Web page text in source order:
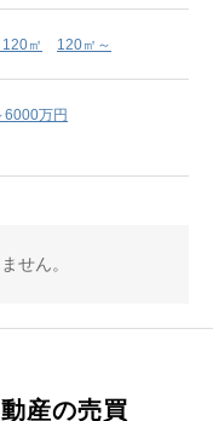
㎡ 120㎡～
6000万円
せん。
産の売買